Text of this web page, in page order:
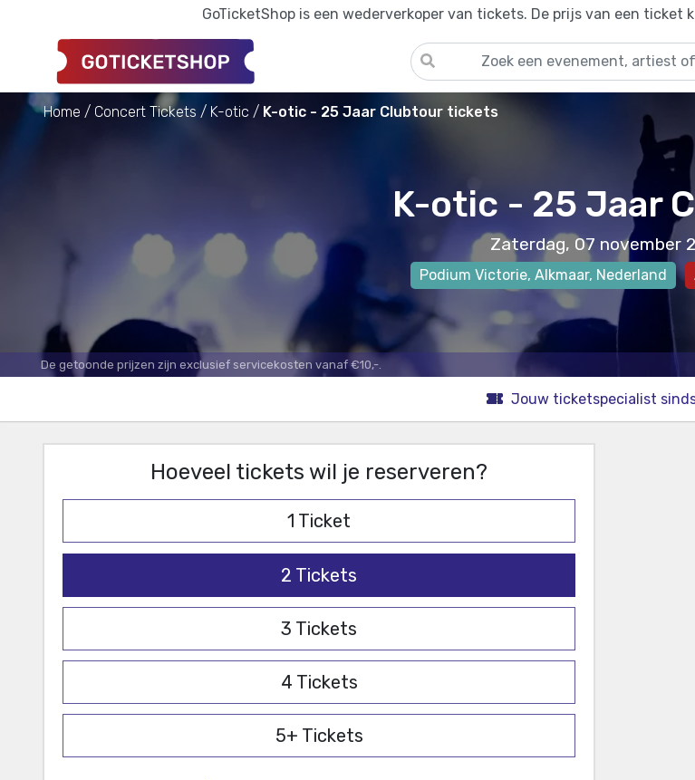
GoTicketShop is een wederverkoper van tickets. De prijs van een
Home Concert Tickets K-otic K-otic - 25 Jaar Clubtour tickets
K-otic - 25 Jaar
Zaterdag, 07 november
Podium Victorie, Alkmaar, Nederland
De getoonde prijzen zijn exclusief servicekosten vanaf €10,-.
Jouw ticketspecialist
Hoeveel tickets wil je reserveren?
1 Ticket
2 Tickets
3 Tickets
4 Tickets
5+ Tickets